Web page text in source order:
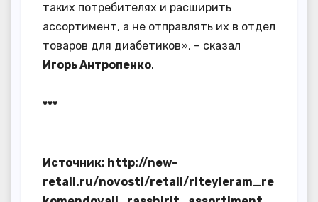
таких потребителях и расширить
ассортимент, а не отправлять их в отдел
товаров для диабетиков», – сказал
Игорь Антропенко.
***
Источник: http://new-
retail.ru/novosti/retail/riteyleram_re